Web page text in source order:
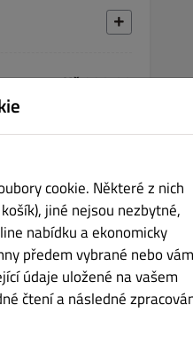
Kč 220.00
Kč 250.00
cookie. Některé z nich
jiné nejsou nezbytné,
nabídku a ekonomicky
předem vybrané nebo
údaje uložené na vašem
čtení a následné